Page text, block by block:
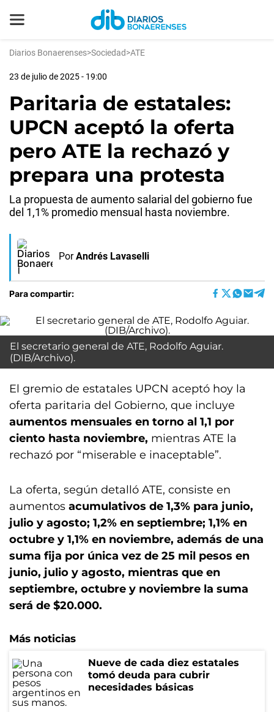
Diarios Bonaerenses>Sociedad>ATE
23 de julio de 2025 - 19:00
Paritaria de estatales:
UPCN aceptó la oferta
pero ATE la rechazó y
prepara una protesta
La propuesta de aumento salarial del gobierno fue
del 1,1% promedio mensual hasta noviembre.
Por Andrés Lavaselli
Para compartir:
El secretario general de ATE, Rodolfo Aguiar.
(DIB/Archivo).
El gremio de estatales UPCN aceptó hoy la
oferta paritaria del Gobierno, que incluye
aumentos mensuales en torno al 1,1 por
ciento hasta noviembre, mientras ATE la
rechazó por “miserable e inaceptable”.
La oferta, según detalló ATE, consiste en
aumentos acumulativos de 1,3% para junio,
julio y agosto; 1,2% en septiembre; 1,1% en
octubre y 1,1% en noviembre, además de una
suma fija por única vez de 25 mil pesos en
junio, julio y agosto, mientras que en
septiembre, octubre y noviembre la suma
será de $20.000.
Más noticias
Nueve de cada diez estatales
tomó deuda para cubrir
necesidades básicas